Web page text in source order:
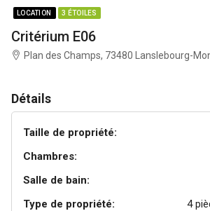
LOCATION 3 ÉTOILES
Critérium E06
Plan des Champs, 73480 Lanslebourg-
Détails
Taille de propriété:
Chambres:
Salle de bain:
Type de propriété:
4